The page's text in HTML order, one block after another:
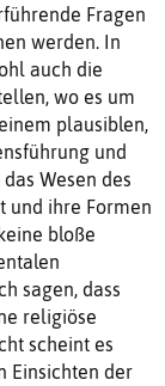
Fragen
werden. In
auch die
wo es um
plausiblen,
und
Wesen des
und ihre Formen
bloße
sagen, dass
religiöse
scheint es
Einsichten der